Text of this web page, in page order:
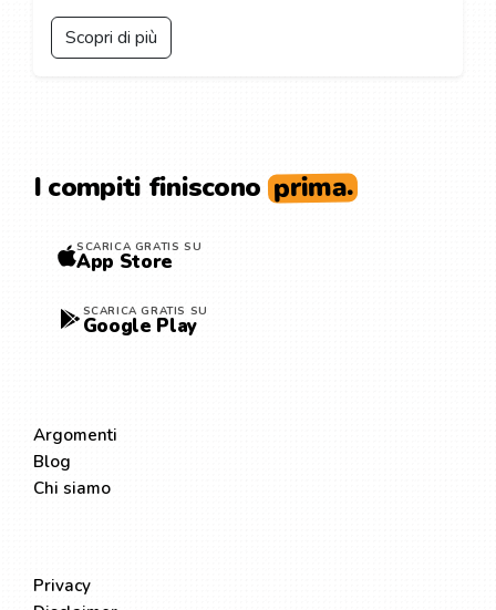
Scopri di più
I compiti finiscono prima.
SCARICA GRATIS SU
App Store
SCARICA GRATIS SU
Google Play
Argomenti
Blog
Chi siamo
Privacy